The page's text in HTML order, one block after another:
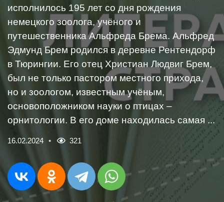
исполнилось 195 лет со дня рождения
немецкого зоолога, учёного и
путешественника Альфреда Брема. Альфред
Эдмунд Брем родился в деревне Рентендорф
в Тюрингии. Его отец Христиан Людвиг Брем,
был не только пастором местного прихода,
но и зоологом, известным учёным,
основоположником науки о птицах –
орнитологии. В его доме находилась самая ...
16.02.2024 321